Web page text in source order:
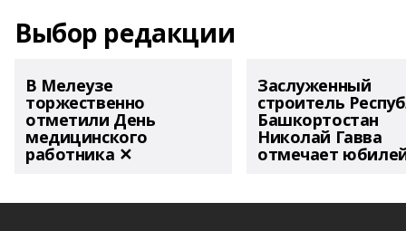
Выбор редакции
В Мелеузе
торжественно
отметили День
медицинского
работника ✕
Заслуженный
строитель
Башкортостан
Николай Гавва
отмечает